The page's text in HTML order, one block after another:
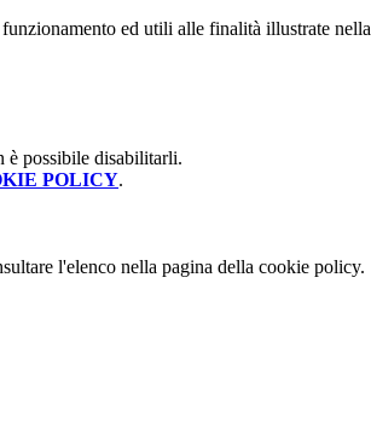
ed utili alle finalità illustrate nella
è possibile disabilitarli.
POLICY.
l'elenco nella pagina della cookie policy.